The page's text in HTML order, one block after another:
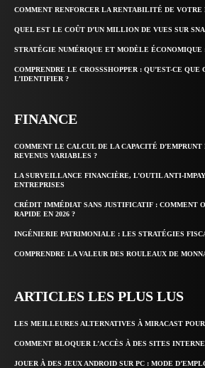
COMMENT RENFORCER LA RENTABILITÉ DE
QUEL EST LE COÛT D’UN MILLION DE VUES SUR
STRATÉGIE NUMÉRIQUE ET MODÈLE
COMPRENDRE LE CROSSSHOPPER : QU’EST-CE QUE
L’IDENTIFIER ?
FINANCE
COMMENT LE CALCUL DE LA CAPACITÉ D’EMPRUNT
REVENUS VARIABLES ?
LA SURVEILLANCE FINANCIÈRE, L’OUTIL ANTI-
ENTREPRISES
CRÉDIT IMMÉDIAT SANS JUSTIFICATIF : COMMENT
RAPIDE EN 2026 ?
INGÉNIERIE PATRIMONIALE : LES STRATÉGIES
COMPRENDRE LA VALEUR DES ROULEAUX DE
ARTICLES LES PLUS LUS
LES MEILLEURES ALTERNATIVES À MIRACAST
COMMENT BLOQUER L’ACCÈS À DES SITES
JOUER À DES JEUX ANDROID SUR PC : MODE